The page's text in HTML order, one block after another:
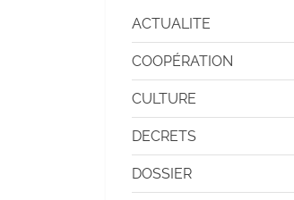
ACTUALITE
COOPÉRATION
CULTURE
DECRETS
DOSSIER